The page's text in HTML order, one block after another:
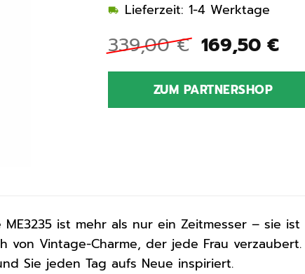
339,00€
Preis
war:
339,00 €
169,50 €
ist:
Lieferzeit: 1-4 Werktage
ZUM PARTNERSHOP
ME3235 ist mehr als nur ein Zeitmesser – sie
von Vintage-Charme, der jede Frau
Sie jeden Tag aufs Neue inspiriert.